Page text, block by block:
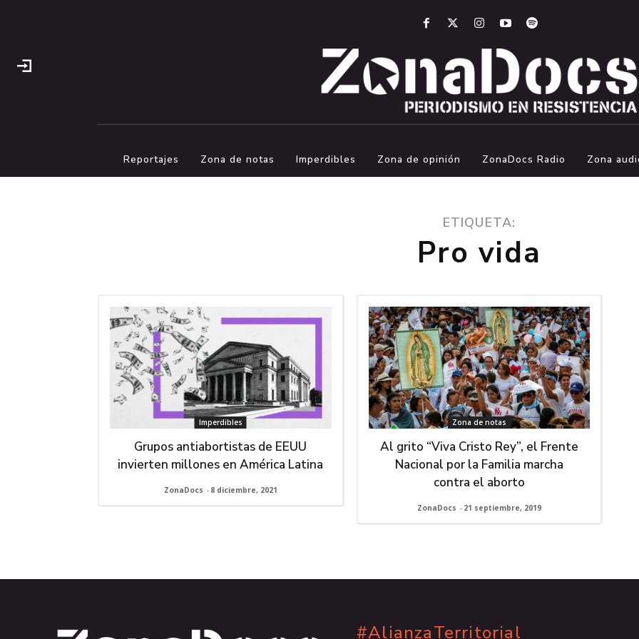
Reportajes Zona de notas Imperdibles Zona de opinión ZonaDocs Radio Zona
ETIQUETA:
Pro vida
Imperdibles
Grupos antiabortistas de EEUU
invierten millones en América Latina
ZonaDocs - 8 diciembre, 2021
Zona de notas
Al grito “Viva Cristo Rey”, el Frente
Nacional por la Familia marcha
contra el aborto
ZonaDocs - 21 septiembre, 2019
#AlianzaTerritorial
.